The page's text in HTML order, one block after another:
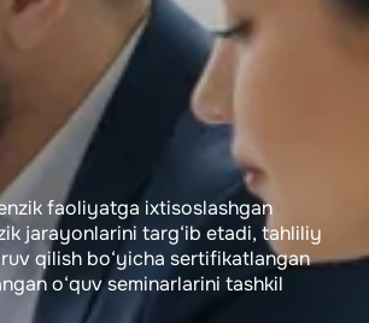
faoliyatga ixtisoslashgan
jarayonlarini targ‘ib etadi, tahliliy
qilish bo‘yicha sertifikatlangan
o‘quv seminarlarini tashkil